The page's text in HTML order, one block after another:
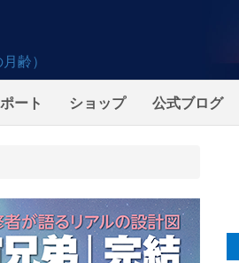
ート ショップ 公式ブログ